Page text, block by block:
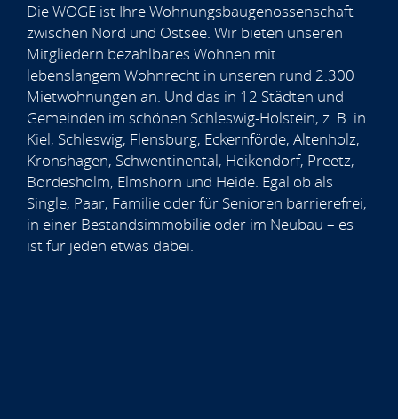
Die WOGE ist Ihre Wohnungsbaugenossenschaft
zwischen Nord und Ostsee. Wir bieten unseren
Mitgliedern bezahlbares Wohnen mit
lebenslangem Wohnrecht in unseren rund 2.300
Mietwohnungen an. Und das in 12 Städten und
Gemeinden im schönen Schleswig-Holstein, z. B. in
Kiel, Schleswig, Flensburg, Eckernförde, Altenholz,
Kronshagen, Schwentinental, Heikendorf, Preetz,
Bordesholm, Elmshorn und Heide. Egal ob als
Single, Paar, Familie oder für Senioren barrierefrei,
in einer Bestandsimmobilie oder im Neubau – es
ist für jeden etwas dabei.